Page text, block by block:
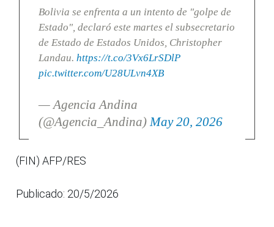
Bolivia se enfrenta a un intento de "golpe de
Estado", declaró este martes el subsecretario
de Estado de Estados Unidos, Christopher
Landau. https://t.co/3Vx6LrSDlP
pic.twitter.com/U28ULvn4XB
— Agencia Andina
(@Agencia_Andina) May 20, 2026
(FIN) AFP/RES
Publicado: 20/5/2026